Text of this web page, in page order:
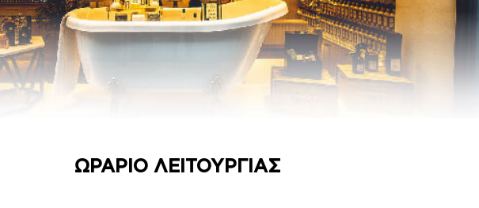
€ –
€Price range: 7,00€ through
ΩΡΑΡΙΟ ΛΕΙΤΟΥΡΓΙΑΣ